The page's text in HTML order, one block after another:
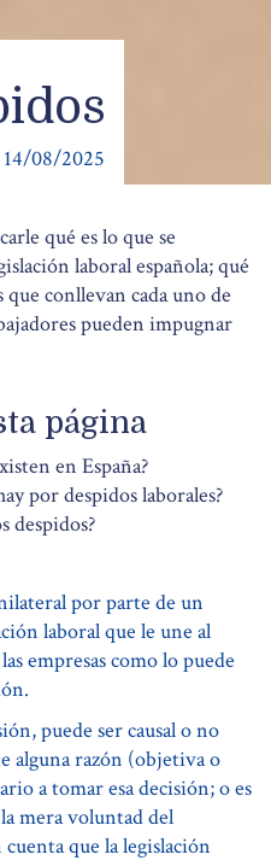
14/08/2025
qué es lo que se
laboral española; qué
conllevan cada uno de
pueden impugnar
página
en España?
por despidos laborales?
despidos?
por parte de un
laboral que le une al
empresas como lo puede
puede ser causal o no
alguna razón (objetiva o
a tomar esa decisión; o es
mera voluntad del
que la legislación